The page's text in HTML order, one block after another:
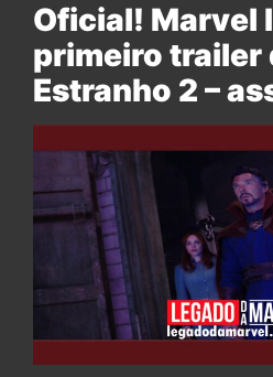
Oficial! Marvel
primeiro trailer
Estranho 2 –